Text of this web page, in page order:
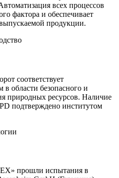
всех процессов
фактора и обеспечивает
продукции.
соответствует
области безопасного и
природных ресурсов. Наличие
подтверждено институтом
прошли испытания в